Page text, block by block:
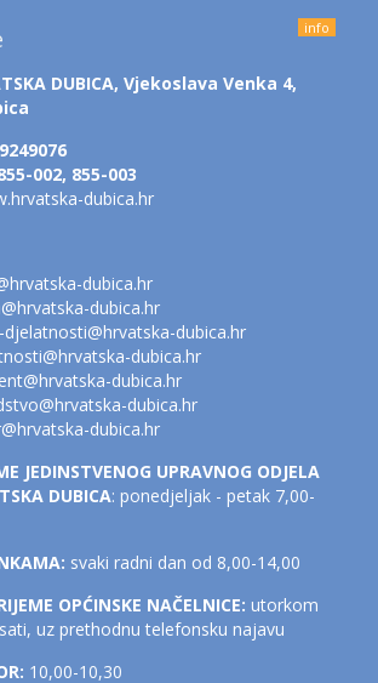
info
DUBICA, Vjekoslava Venka 4,
002, 855-003
dubica.hr
dubica.hr
dubica.hr
dubica.hr
a-dubica.hr
dubica.hr
dubica.hr
dubica.hr
JEDINSTVENOG UPRAVNOG ODJELA
DUBICA: ponedjeljak - petak 7,00-
svaki radni dan od 8,00-14,00
OPĆINSKE NAČELNICE: utorkom
uz prethodnu telefonsku najavu
10,00-10,30